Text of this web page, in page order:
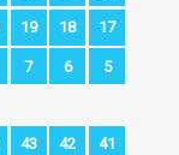
19 18 17
7 6 5
43 42 41